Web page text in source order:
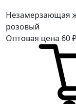
Незамерзающая
розовый
Оптовая цена 60₽